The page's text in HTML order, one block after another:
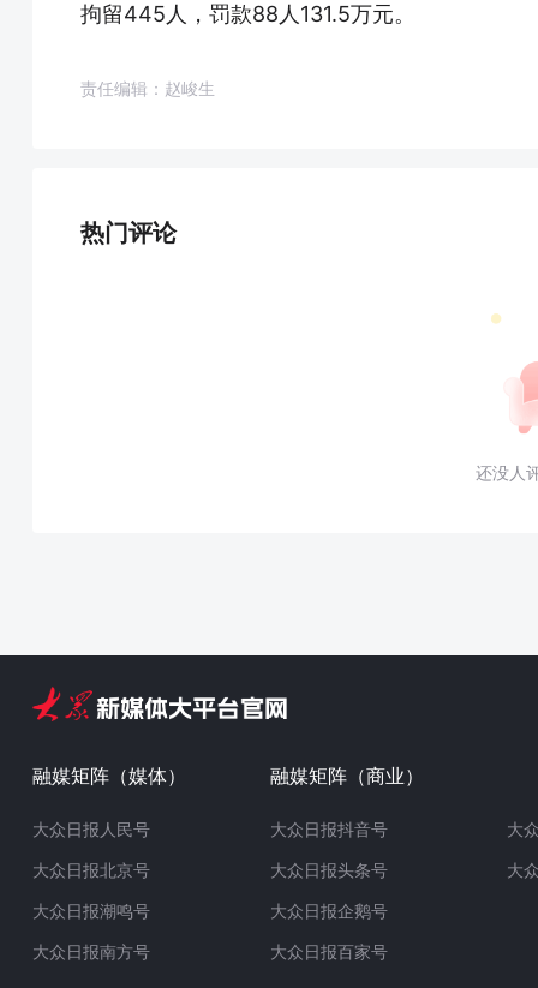
拘留445人，罚款88人131.5万元。
责任编辑：赵峻生
热门评论
还没人
融媒矩阵（媒体）
大众日报人民号
大众日报北京号
大众日报潮鸣号
大众日报南方号
融媒矩阵（商业）
大众日报抖音号
大众日报头条号
大众日报企鹅号
大众日报百家号
大
大